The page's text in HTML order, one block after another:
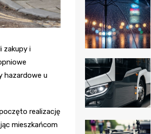
zakupy i
hazardowe u
realizację
mieszkańcom